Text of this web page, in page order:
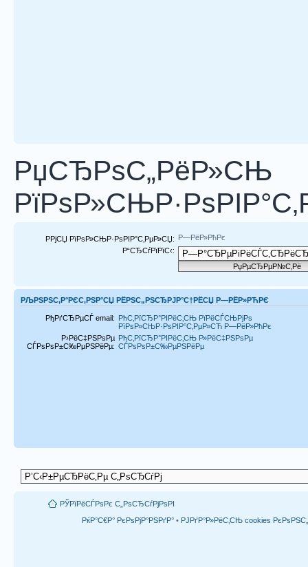
РџСЂРѕС„РёР»СЊ
РРјСЏ РїРѕР»СЊР·РѕРІР°С‚РµР»СЏ: Р—РёР»РћРє
Р“СЂСѓРїРїС‹:
РЉРЅРЅС‚Р°РЄС‚РЅР°СЏ РЁРЅС„РЅСЂРЈР°С†РЁСЏ Р—РЁР»РЋРЄ
РђРґСЂРµСЃ email: РћС‚РїСЂР°РІРёС‚СЊ РїРёСЃСЊРјРѕ
РїРѕР»СЊР·РѕРІР°С‚РµР»СЋ Р—РёР»РћРє
Р›РёС‡РЅРѕРµ
СЃРѕРѕР±С‰РµРЅРёРµ:
РћС‚РїСЂР°РІРёС‚СЊ Р»РёС‡РЅРѕРµ
СЃРѕРѕР±С‰РµРЅРёРµ
РЎРїРёСЃРѕРє С„РѕСЂСѓРјРѕРІ
РќР°С€Р° РєРѕРјР°РЅРґР° • РЈРґР°Р»РёС‚СЊ cookies